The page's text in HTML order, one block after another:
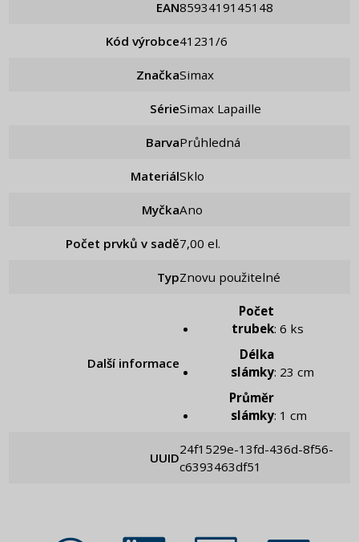
EAN 8593419145148
Kód výrobce 41231/6
Značka Simax
Série Simax Lapaille
Barva Průhledná
Materiál Sklo
Myčka Ano
Počet prvků v sadě 7,00 el.
Typ Znovu použitelné
Další informace
Počet
trubek: 6 ks
Délka
slámky: 23 cm
Průměr
slámky: 1 cm
UUID
24f1529e-13fd-436d-8f56-
c6393463df51